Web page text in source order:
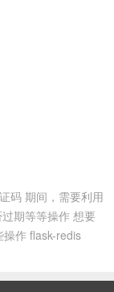
码 期间，需要利用
期等等操作 想要
作 flask-redis